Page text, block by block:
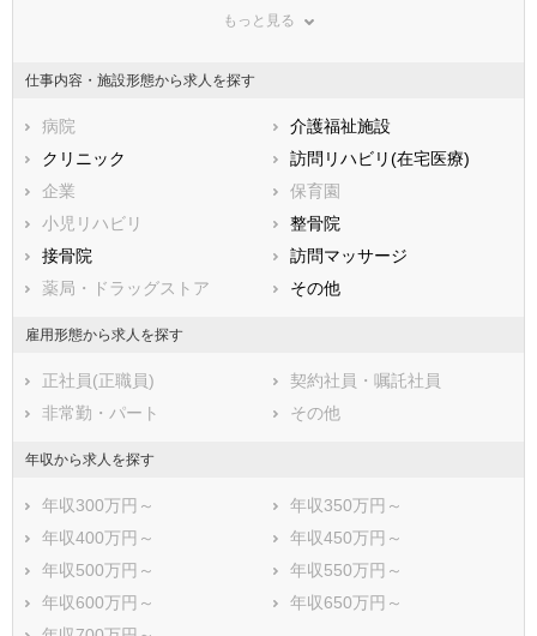
神奈川県
石川県
福井県
静岡県
三重県
滋賀県
大阪府
兵庫県
鳥取県
広島県
徳島県
香川県
愛媛県
鹿児島県
もっと見る
仕事内容・施設形態から求人を探す
病院
介護福祉施設
クリニック
訪問リハビリ(在宅医療)
企業
保育園
小児リハビリ
整骨院
接骨院
訪問マッサージ
薬局・ドラッグストア
その他
雇用形態から求人を探す
正社員(正職員)
契約社員・嘱託社員
非常勤・パート
その他
年収から求人を探す
年収300万円～
年収350万円～
年収400万円～
年収450万円～
年収500万円～
年収550万円～
年収600万円～
年収650万円～